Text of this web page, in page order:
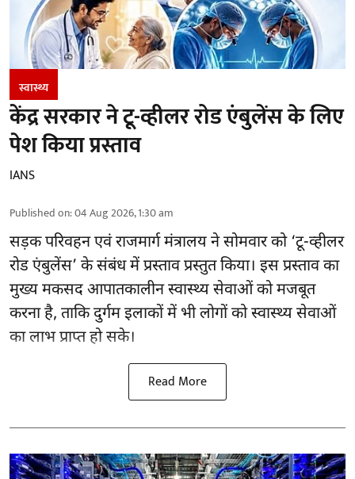
स्वास्थ्य
केंद्र सरकार ने टू-व्हीलर रोड एंबुलेंस के लिए
पेश किया प्रस्ताव
IANS
Published on:04 Aug 2026, 1:30 am
सड़क परिवहन एवं राजमार्ग मंत्रालय ने सोमवार को ‘टू-व्हीलर
रोड एंबुलेंस’ के संबंध में प्रस्ताव प्रस्तुत किया। इस प्रस्ताव का
मुख्य मकसद आपातकालीन स्वास्थ्य सेवाओं को मजबूत
करना है, ताकि दुर्गम इलाकों में भी लोगों को स्वास्थ्य सेवाओं
का लाभ प्राप्त हो सके।
Read More